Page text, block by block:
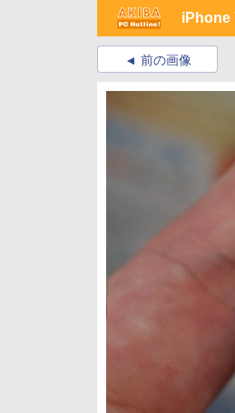
iPhone
前の画像